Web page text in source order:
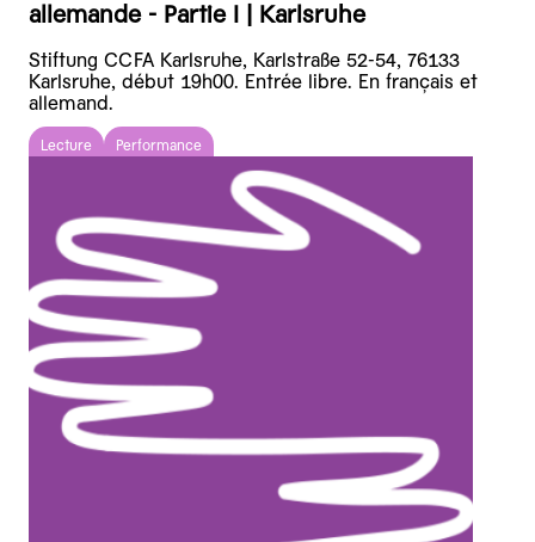
allemande - Partie I | Karlsruhe
Stiftung CCFA Karlsruhe, Karlstraße 52-54, 76133
Karlsruhe, début 19h00. Entrée libre. En français et
allemand.
Lecture Performance